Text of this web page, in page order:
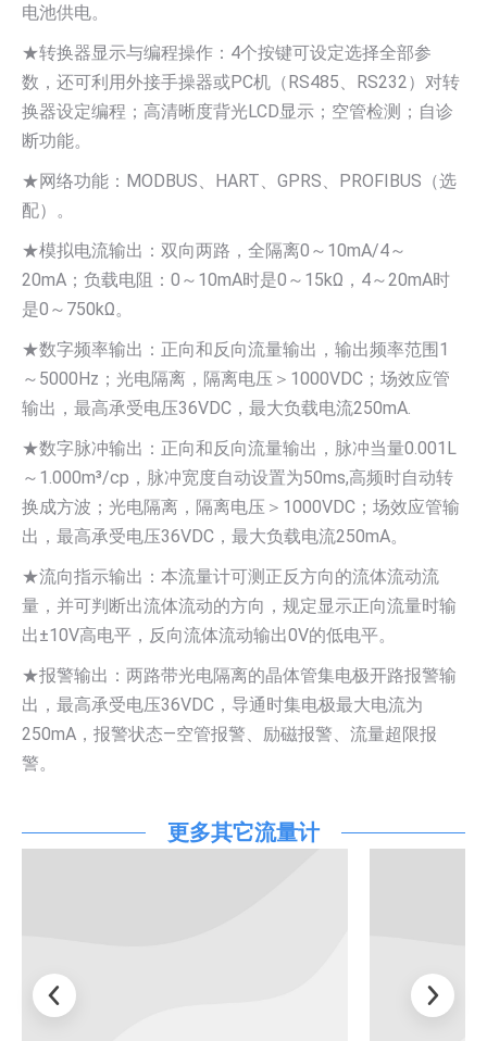
电池供电。
★转换器显示与编程操作：4个按键可设定选择全部参
数，还可利用外接手操器或PC机（RS485、RS232）对转
换器设定编程；高清晰度背光LCD显示；空管检测；自诊
断功能。
★网络功能：MODBUS、HART、GPRS、PROFIBUS（选
配）。
★模拟电流输出：双向两路，全隔离0～10mA/4～
20mA；负载电阻：0～10mA时是0～15kΩ，4～20mA时
是0～750kΩ。
★数字频率输出：正向和反向流量输出，输出频率范围1
～5000Hz；光电隔离，隔离电压＞1000VDC；场效应管
输出，最高承受电压36VDC，最大负载电流250mA.
★数字脉冲输出：正向和反向流量输出，脉冲当量0.001L
～1.000m³/cp，脉冲宽度自动设置为50ms,高频时自动转
换成方波；光电隔离，隔离电压＞1000VDC；场效应管输
出，最高承受电压36VDC，最大负载电流250mA。
★流向指示输出：本流量计可测正反方向的流体流动流
量，并可判断出流体流动的方向，规定显示正向流量时输
出±10V高电平，反向流体流动输出0V的低电平。
★报警输出：两路带光电隔离的晶体管集电极开路报警输
出，最高承受电压36VDC，导通时集电极最大电流为
250mA，报警状态—空管报警、励磁报警、流量超限报
警。
更多其它流量计